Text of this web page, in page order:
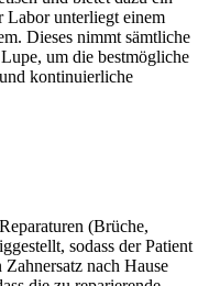
Labor unterliegt einem
Dieses nimmt sämtliche
um die bestmögliche
kontinuierliche
(Brüche,
sodass der Patient
nach Hause